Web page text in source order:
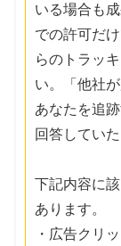
いる場合も
での許可だ
らのトラッ
い。「他社
あなたを追
回答してい
下記内容に
あります。
・広告クリ